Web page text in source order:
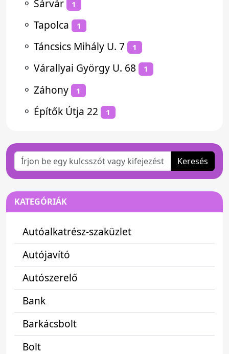
⚬ Sárvár 1
⚬ Tapolca 1
⚬ Táncsics Mihály U. 7 1
⚬ Várallyai György U. 68 1
⚬ Záhony 1
⚬ Építők Útja 22 1
Keresés
KATEGÓRIÁK
Autóalkatrész-szaküzlet
Autójavító
Autószerelő
Bank
Barkácsbolt
Bolt